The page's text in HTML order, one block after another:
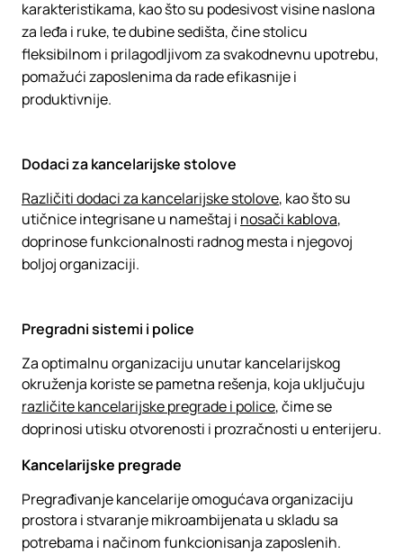
karakteristikama, kao što su podesivost visine naslona
za leđa i ruke, te dubine sedišta, čine stolicu
fleksibilnom i prilagodljivom za svakodnevnu upotrebu,
pomažući zaposlenima da rade efikasnije i
produktivnije.
Dodaci za kancelarijske stolove
Različiti dodaci za kancelarijske stolove, kao što su
utičnice integrisane u nameštaj i nosači kablova,
doprinose funkcionalnosti radnog mesta i njegovoj
boljoj organizaciji.
Pregradni sistemi i police
Za optimalnu organizaciju unutar kancelarijskog
okruženja koriste se pametna rešenja, koja uključuju
različite kancelarijske pregrade i police, čime se
doprinosi utisku otvorenosti i prozračnosti u enterijeru.
Kancelarijske pregrade
Pregrađivanje kancelarije omogućava organizaciju
prostora i stvaranje mikroambijenata u skladu sa
potrebama i načinom funkcionisanja zaposlenih.